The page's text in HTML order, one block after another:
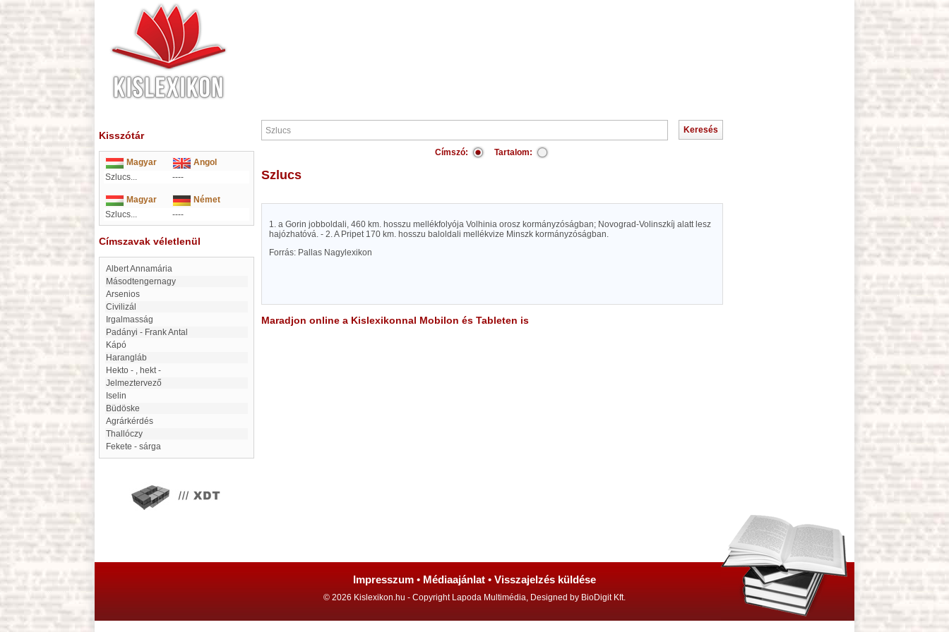
Kisszótár
Magyar
Angol
Szlucs...
----
Magyar
Német
Szlucs...
----
Címszavak véletlenül
Albert Annamária
Másodtengernagy
Arsenios
civilizál
Irgalmasság
Padányi - Frank Antal
kápó
Harangláb
hekto - , hekt -
jelmeztervező
Iselin
Büdöske
agrárkérdés
Thallóczy
Fekete - sárga
Címszó: Tartalom:
Szlucs
1. a Gorin jobboldali, 460 km. hosszu mellékfolyója Volhinia orosz kormányzóságban; Novograd-Volinszkíj alatt lesz
hajózhatóvá. - 2. A Pripet 170 km. hosszu baloldali mellékvize Minszk kormányzóságban.
Forrás: Pallas Nagylexikon
Maradjon online a Kislexikonnal Mobilon és Tableten is
Impresszum • Médiaajánlat • Visszajelzés küldése
© 2026 Kislexikon.hu - Copyright Lapoda Multimédia, Designed by BioDigit Kft.